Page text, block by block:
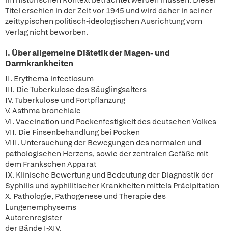
Titel erschien in der Zeit vor 1945 und wird daher in seiner
zeittypischen politisch-ideologischen Ausrichtung vom
Verlag nicht beworben.
I. Über allgemeine Diätetik der Magen- und
Darmkrankheiten
II. Erythema infectiosum
III. Die Tuberkulose des Säuglingsalters
IV. Tuberkulose und Fortpflanzung
V. Asthma bronchiale
VI. Vaccination und Pockenfestigkeit des deutschen Volkes
VII. Die Finsenbehandlung bei Pocken
VIII. Untersuchung der Bewegungen des normalen und
pathologischen Herzens, sowie der zentralen Gefäße mit
dem Frankschen Apparat
IX. Klinische Bewertung und Bedeutung der Diagnostik der
Syphilis und syphilitischer Krankheiten mittels Präcipitation
X. Pathologie, Pathogenese und Therapie des
Lungenemphysems
Autorenregister
der Bände I-XIV.